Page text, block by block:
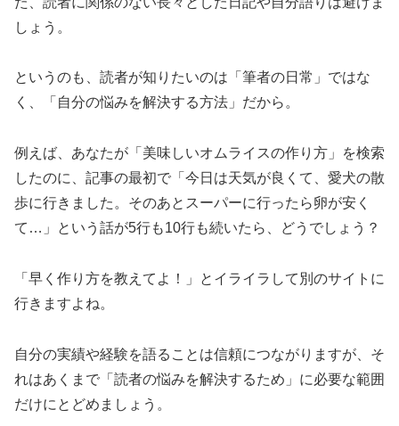
しょう。
というのも、読者が知りたいのは「筆者の日常」ではな
く、「自分の悩みを解決する方法」だから。
例えば、あなたが「美味しいオムライスの作り方」を検索
したのに、記事の最初で「今日は天気が良くて、愛犬の散
歩に行きました。そのあとスーパーに行ったら卵が安く
て…」という話が5行も10行も続いたら、どうでしょう？
「早く作り方を教えてよ！」とイライラして別のサイトに
行きますよね。
自分の実績や経験を語ることは信頼につながりますが、そ
れはあくまで「読者の悩みを解決するため」に必要な範囲
だけにとどめましょう。